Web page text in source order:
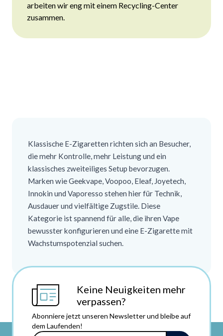
arbeiten wir eng mit einem Recycling-Center
zusammen.
Klassische E-Zigaretten richten sich an Besucher,
die mehr Kontrolle, mehr Leistung und ein
klassisches zweiteiliges Setup bevorzugen.
Marken wie Geekvape, Voopoo, Eleaf, Joyetech,
Innokin und Vaporesso stehen hier für Technik,
Ausdauer und vielfältige Zugstile. Diese
Kategorie ist spannend für alle, die ihren Vape
bewusster konfigurieren und eine E-Zigarette mit
Wachstumspotenzial suchen.
Keine Neuigkeiten mehr
verpassen?
Abonniere jetzt unseren Newsletter und bleibe auf
dem Laufenden!